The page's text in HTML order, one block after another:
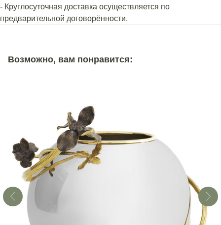
- Круглосуточная доставка осуществляется по
предварительной договорённости.
Возможно, вам понравится: